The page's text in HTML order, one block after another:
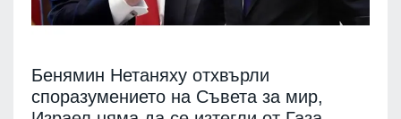
Бенямин Нетаняху отхвърли
споразумението на Съвета за мир,